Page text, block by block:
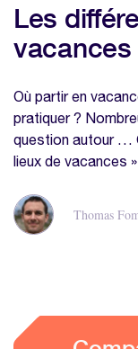
Les
vacances
Où partir en
pratiquer ?
question autour …
lieux de vacances »
Thomas